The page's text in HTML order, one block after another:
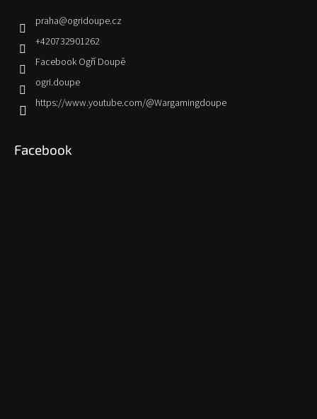
praha@ogridoupe.cz
+420732901262
Facebook Ogří Doupě
ogri.doupe
https://www.youtube.com/@Wargamingdoupe
Facebook